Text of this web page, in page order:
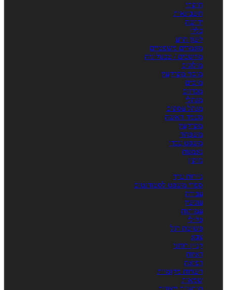
חוקתי
חשבונאות
ירושה
כללי
לשון הרע
מאמרים משפטיים
מחשבים / טכנולוגיה
מילונים
מיסוי מקרקעין
מיסים
מכרזים
מנהלי
מנהל עסקים
מעמד האשה
מקרקעין
משפחה
משפט עברי
נאמנות
נזיקין
ניירות ערך
ספרי משפט לסטודנטים
עבודה
עונשין
עמותות
פלילי
פשיטת רגל
צבא
קניין רוחני
ראיות
רפואה
רשויות מקומיות
שמאות